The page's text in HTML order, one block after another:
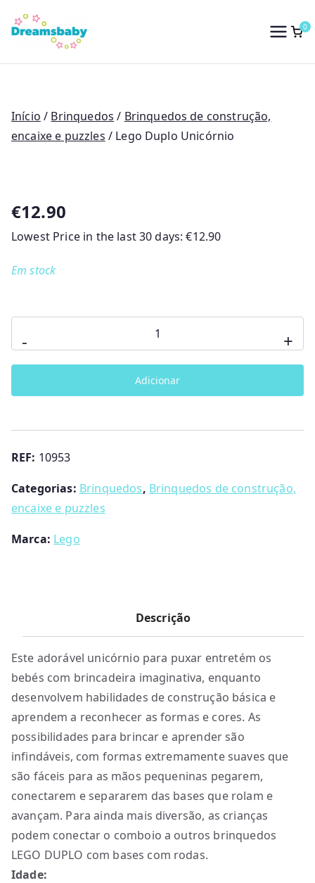
para
conteúdo
Dreams Baby
0
Início / Brinquedos / Brinquedos de construção,
encaixe e puzzles / Lego Duplo Unicórnio
€12.90
Lowest Price in the last 30 days:€12.90
Em stock
-
de
Lego
+
Adicionar
REF: 10953
Categorias: Brinquedos, Brinquedos de construção,
encaixe e puzzles
Marca: Lego
Descrição
Este adorável unicórnio para puxar entretém os
bebés com brincadeira imaginativa, enquanto
desenvolvem habilidades de construção básica e
aprendem a reconhecer as formas e cores. As
possibilidades para brincar e aprender são
infindáveis, com formas extremamente suaves que
são fáceis para as mãos pequeninas pegarem,
conectarem e separarem das bases que rolam e
avançam. Para ainda mais diversão, as crianças
podem conectar o comboio a outros brinquedos
LEGO DUPLO com bases com rodas.
Idade: